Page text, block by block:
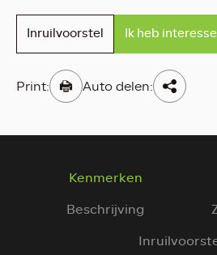
Inruilvoorstel Ik heb interesse
Print: Auto delen:
Kenmerken
Beschrijving